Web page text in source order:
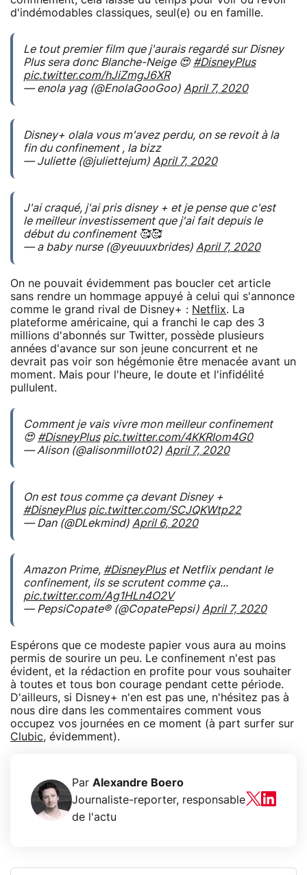
d'indémodables classiques, seul(e) ou en famille.
Le tout premier film que j'aurais regardé sur Disney
Plus sera donc Blanche-Neige 😍 #DisneyPlus
pic.twitter.com/hJiZmgJ6XR
— enola yag (@EnolaGooGoo) April 7, 2020
Disney+ olala vous m'avez perdu, on se revoit à la
fin du confinement , la bizz
— Juliette (@juliettejum) April 7, 2020
J'ai craqué, j'ai pris disney + et je pense que c'est
le meilleur investissement que j'ai fait depuis le
début du confinement 🥰🥰
— a baby nurse (@yeuuuxbrides) April 7, 2020
On ne pouvait évidemment pas boucler cet article
sans rendre un hommage appuyé à celui qui s'annonce
comme le grand rival de Disney+ : Netflix. La
plateforme américaine, qui a franchi le cap des 3
millions d'abonnés sur Twitter, possède plusieurs
années d'avance sur son jeune concurrent et ne
devrait pas voir son hégémonie être menacée avant un
moment. Mais pour l'heure, le doute et l'infidélité
pullulent.
Comment je vais vivre mon meilleur confinement
😍 #DisneyPlus pic.twitter.com/4KKRlom4G0
— Alison (@alisonmillot02) April 7, 2020
On est tous comme ça devant Disney +
#DisneyPlus pic.twitter.com/SCJQKWtp22
— Dan (@DLekmind) April 6, 2020
Amazon Prime, #DisneyPluset Netflix pendant le
confinement, ils se scrutent comme ça...
pic.twitter.com/Ag1HLn4O2V
— PepsiCopate®️ (@CopatePepsi) April 7, 2020
Espérons que ce modeste papier vous aura au moins
permis de sourire un peu. Le confinement n'est pas
évident, et la rédaction en profite pour vous souhaiter
à toutes et tous bon courage pendant cette période.
D'ailleurs, si Disney+ n'en est pas une, n'hésitez pas à
nous dire dans les commentaires comment vous
occupez vos journées en ce moment (à part surfer sur
Clubic, évidemment).
Par Alexandre Boero
Journaliste-reporter, responsable
de l'actu